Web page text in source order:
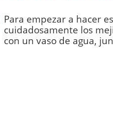
Para empezar a hacer
cuidadosamente los
con un vaso de agua,